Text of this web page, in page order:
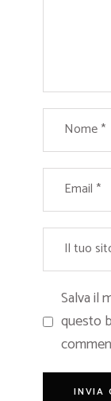
Salva il
questo